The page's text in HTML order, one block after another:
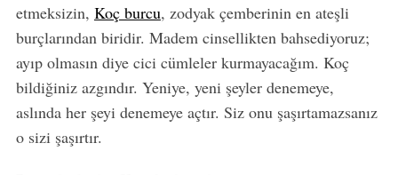
etmeksizin, Koç burcu, zodyak çemberinin en ateşli
burçlarından biridir. Madem cinsellikten bahsediyoruz;
ayıp olmasın diye cici cümleler kurmayacağım. Koç
bildiğiniz azgındır. Yeniye, yeni şeyler denemeye,
aslında her şeyi denemeye açtır. Siz onu şaşırtamazsanız
o sizi şaşırtır.